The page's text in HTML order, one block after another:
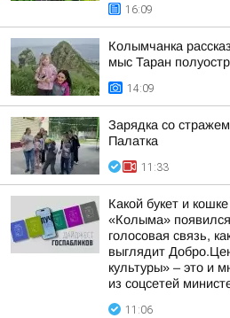
16:09
Колымчанка
мыс Таран
14:09
Зарядка со
Палатка
11:33
Какой букет и
«Колыма»
голосовая связь,
выглядит
культуры» – это и
из соцсетей
11:06